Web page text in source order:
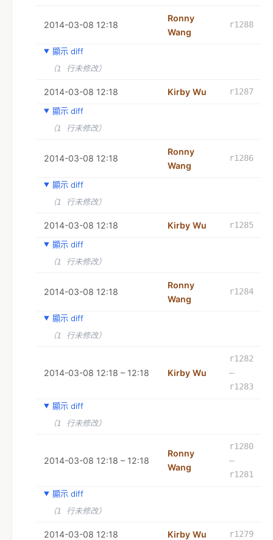
2014-03-08 12:18
Ronny
Wang
r1288
顯示 diff
（1 行未修改）
2014-03-08 12:18 Kirby Wu
r1287
顯示 diff
（1 行未修改）
2014-03-08 12:18
Ronny
Wang
r1286
顯示 diff
（1 行未修改）
2014-03-08 12:18 Kirby Wu
r1285
顯示 diff
（1 行未修改）
2014-03-08 12:18
Ronny
Wang
r1284
顯示 diff
（1 行未修改）
2014-03-08 12:18 – 12:18 Kirby Wu
r1282
–
r1283
顯示 diff
（1 行未修改）
2014-03-08 12:18 – 12:18
Ronny
Wang
r1280
–
r1281
顯示 diff
（1 行未修改）
2014-03-08 12:18 Kirby Wu
r1279